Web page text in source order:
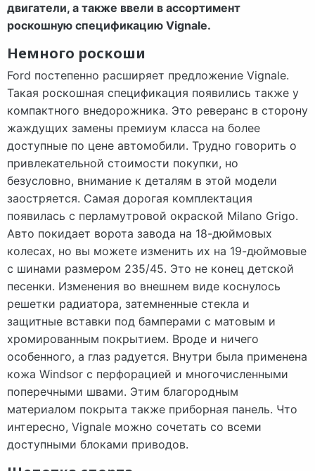
двигатели, а также ввели в ассортимент
роскошную спецификацию Vignale.
Немного роскоши
Ford постепенно расширяет предложение Vignale.
Такая роскошная спецификация появились также у
компактного внедорожника. Это реверанс в сторону
жаждущих замены премиум класса на более
доступные по цене автомобили. Трудно говорить о
привлекательной стоимости покупки, но
безусловно, внимание к деталям в этой модели
заостряется. Самая дорогая комплектация
появилась с перламутровой окраской Milano Grigo.
Авто покидает ворота завода на 18-дюймовых
колесах, но вы можете изменить их на 19-дюймовые
с шинами размером 235/45. Это не конец детской
песенки. Изменения во внешнем виде коснулось
решетки радиатора, затемненные стекла и
защитные вставки под бамперами с матовым и
хромированным покрытием. Вроде и ничего
особенного, а глаз радуется. Внутри была применена
кожа Windsor с перфорацией и многочисленными
поперечными швами. Этим благородным
материалом покрыта также приборная панель. Что
интересно, Vignale можно сочетать со всеми
доступными блоками приводов.